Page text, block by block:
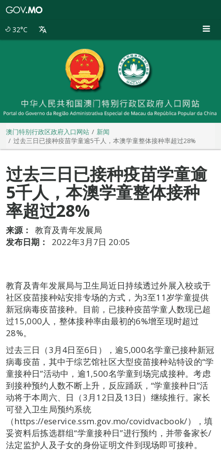
32°C
澳门特别行政区政府入口网站
新闻
过去三日已接种疫苗学童逾5千人，本澳学童整体接种率超过28%
过去三日已接种疫苗学童逾
5千人，本澳学童整体接种
率超过28%
来源：
教育及青年发展局
发布日期：
2022年3月7日 20:05
教育及青年发展局与卫生局近日持续透过外展入校或于
社区疫苗接种站安排专场的方式，为3至11岁学童提供
新冠病毒疫苗接种。目前，已接种疫苗学童人数现已超
过15,000人，整体接种率由最初的6%增至现时超过
28%。
过去三日（3月4日至6日），逾5,000名学童已接种新冠
病毒疫苗，其中于综艺馆社区大型疫苗接种站特设的“学
童接种日”活动中，逾1,500名学童到场完成接种。考虑
到接种预约人数不断上升，反应踊跃，“学童接种日”活
动将于本周六、日（3月12日及13日）继续推行。家长
可登入卫生局预约系统
（https://eservice.ssm.gov.mo/covidvacbook/），填
妥资料后拣选群组“学童接种日”进行预约，并带备家长/
法定监护人及子女的身份证明文件到现场即可接种。